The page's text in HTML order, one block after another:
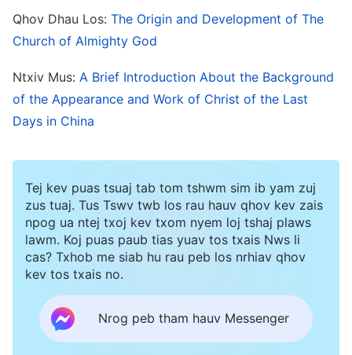
hais tias yog ib yam uas muab pub, hais tias yog
tej yam uas peb cia siab tos hais tias yuav tau.
Peb ntxub ntxaug tag nrho cov uas tawm tsam
Tswv Yexus; tag nrho lawv qhov chaw xaus ces
Yexus yog tus Cawm Seej? Muaj tseeb, muaj ntau
lub sij hawm uas peb xyaum ua li Tswv Yexus
qhov kev khuv leej rau cov neeg hauv ntiaj teb,
vim lawv tsis to taub, thiab nws yog ib qho yog
kom peb zam lawv thiab zam txim rau lawv.
Txhua yam uas peb ua ces yeej ua raws nkaus li
tej lus hauv phau Vajluskub, vim txhua yam uas
Qhov Dhau Los: The Origin and Development of The
Church of Almighty God
Ntxiv Mus: A Brief Introduction About the Background
of the Appearance and Work of Christ of the Last
Days in China
Tej kev puas tsuaj tab tom tshwm sim ib yam zuj
zus tuaj. Tus Tswv twb los rau hauv qhov kev zais
npog ua ntej txoj kev txom nyem loj tshaj plaws
lawm. Koj puas paub tias yuav tos txais Nws li
cas? Txhob me siab hu rau peb los nrhiav qhov
kev tos txais no.
Nrog peb tham hauv Messenger